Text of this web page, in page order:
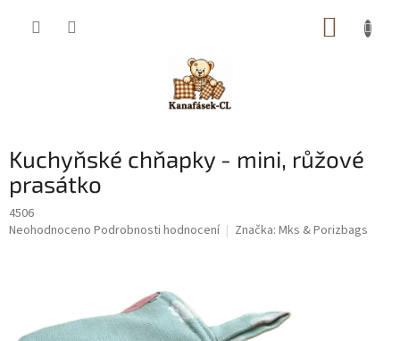
Kuchyňské chňapky - mini, růžové
prasátko
4506
Průměrné
Neohodnoceno Podrobnosti hodnocení Značka: Mks & Porizbags